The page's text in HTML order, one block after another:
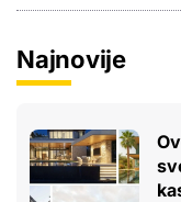
Najnovije